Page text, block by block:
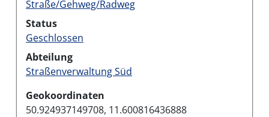
Straße/Gehweg/Radweg
Status
Geschlossen
Abteilung
Straßenverwaltung Süd
Geokoordinaten
50.924937149708, 11.600816436888